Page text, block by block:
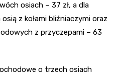
osiach – 37 zł, a dla
z kołami bliźniaczymi oraz
z przyczepami – 63
o trzech osiach